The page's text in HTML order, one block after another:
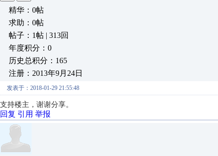
精华：0帖
求助：0帖
帖子：1帖 | 313回
年度积分：0
历史总积分：165
注册：2013年9月24日
发表于：2018-01-29 21:55:48
支持楼主，谢谢分享。
回复 引用 举报